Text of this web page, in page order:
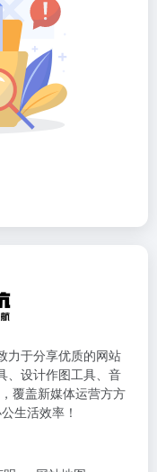
力于分享优质的网站
、设计作图工具、音
覆盖新媒体运营方方
生活效率！